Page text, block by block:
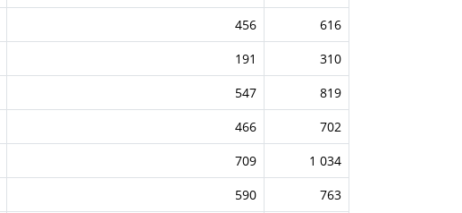
456
616
191
310
547
819
466
702
709
1 034
590
763